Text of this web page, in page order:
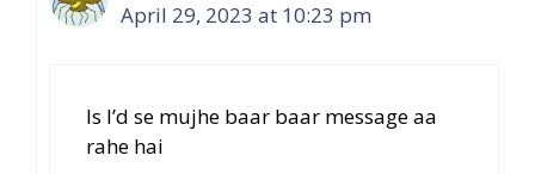
April 29, 2023 at 10:23 pm
Is I’d se mujhe baar baar message aa
rahe hai